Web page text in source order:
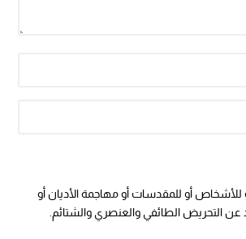
للأشخاص أو للمقدسات أو مهاجمة الأديان أو
عن التحريض الطائفي والعنصري والشتائم.